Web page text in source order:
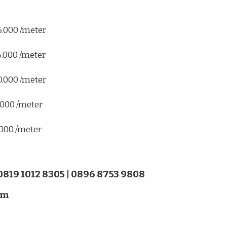
/meter
/meter
/meter
/meter
/meter
1012 8305 | 0896 8753 9808